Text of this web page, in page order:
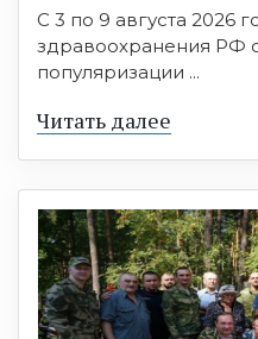
С 3 по 9 августа 2026
здравоохранения РФ
популяризации ...
Читать далее